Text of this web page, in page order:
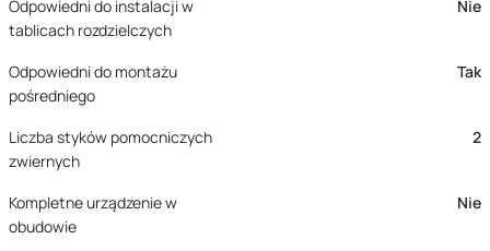
Odpowiedni do instalacji w
tablicach rozdzielczych
Nie
Odpowiedni do montażu
pośredniego
Tak
Liczba styków pomocniczych
zwiernych
2
Kompletne urządzenie w
obudowie
Nie